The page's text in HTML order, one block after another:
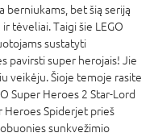
berniukams, bet šią seriją
tėveliai. Taigi šie LEGO
sustatyti
pavirsti super herojais! Jie
veikėju. Šioje temoje rasite
Super Heroes 2 Star-Lord
Heroes Spiderjet prieš
sunkvežimio